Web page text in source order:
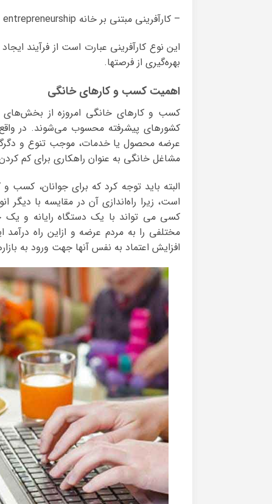
– کار‌آفرینی مبتنی بر خانه home based entrepreneurship
این نوع کار‌آفرینی عبارت است از فرآیند
بهره‌گیری از فرصتها.
اهمیت کسب و کارهای خانگی
کسب و کارهای خانگی امروزه از بخش‌های
کشورهای پیشرفته محسوب می‌شوند. در
عرضه محصول یا خدمات، موجب تنوع و
مشاغل خانگی به عنوان راهکاری برای کم
البته باید توجه کرد که برای جوانان،
است، زیرا راه‌اندازی آن در مقایسه با
کسی می تواند با یک دستگاه رایانه و یک
مختلفی را به مردم عرضه و ازاین راه
افزایش اعتماد به نفس آنها جهت ورود به